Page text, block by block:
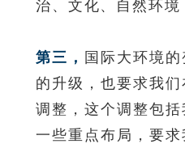
治、文化、自然环境
第三， 国际大环境
的升级，也要求我
调整，这个调整包
一些重点布局，要